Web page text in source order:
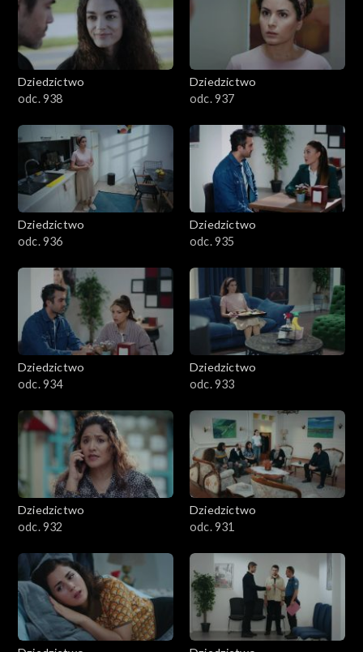
Dziedzictwo
odc. 938
Dziedzictwo
odc. 937
Dziedzictwo
odc. 936
Dziedzictwo
odc. 935
Dziedzictwo
odc. 934
Dziedzictwo
odc. 933
Dziedzictwo
odc. 932
Dziedzictwo
odc. 931